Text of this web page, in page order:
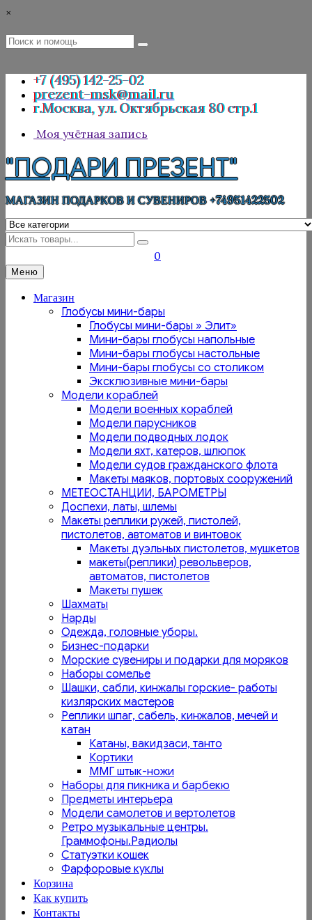
Перейти
содержимому
×
Поиск
Поиск
+7 (495) 142-25-02
prezent-msk@mail.ru
г.Москва, ул. Октябрьская 80 стр.1
Моя учётная запись
"ПОДАРИ ПРЕЗЕНТ"
МАГАЗИН ПОДАРКОВ И СУВЕНИРОВ +74951422502
Искать
0
Меню
Магазин
Глобусы мини-бары
Глобусы мини-бары » Элит»
Мини-бары глобусы напольные
Мини-бары глобусы настольные
Мини-бары глобусы со столиком
Эксклюзивные мини-бары
Модели кораблей
Модели военных кораблей
Модели парусников
Модели подводных лодок
Модели яхт, катеров, шлюпок
Модели судов гражданского флота
Макеты маяков, портовых сооружений
МЕТЕОСТАНЦИИ, БАРОМЕТРЫ
Доспехи, латы, шлемы
Макеты реплики ружей, пистолей,
пистолетов, автоматов и винтовок
Макеты дуэльных пистолетов, мушкетов
макеты(реплики) револьверов,
автоматов, пистолетов
Макеты пушек
Шахматы
Нарды
Одежда, головные уборы.
Бизнес-подарки
Морские сувениры и подарки для моряков
Наборы сомелье
Шашки, сабли, кинжалы горские- работы
кизлярских мастеров
Реплики шпаг, сабель, кинжалов, мечей и
катан
Катаны, вакидзаси, танто
Кортики
ММГ штык-ножи
Наборы для пикника и барбекю
Предметы интерьера
Модели самолетов и вертолетов
Ретро музыкальные центры.
Граммофоны.Радиолы
Статуэтки кошек
Фарфоровые куклы
Корзина
Как купить
Контакты